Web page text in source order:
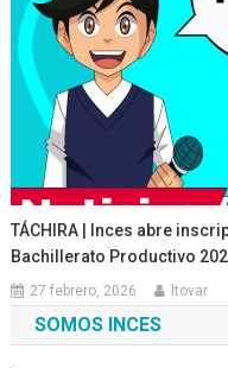
TÁCHIRA | Inces abre
Bachillerato Productivo
27 febrero, 2026 ltovar
SOMOS INCES